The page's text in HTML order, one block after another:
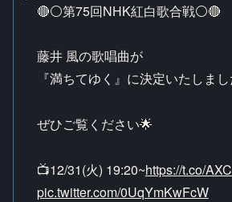
🔴⚪️第75回NHK紅白歌合戦⚪️🔴
藤井 風の歌唱曲が
『満ちてゆく』に決定いたしまし
ぜひご覧ください🌟
📺12/31(火) 19:20~https://t.co/
pic.twitter.com/0UqYmKwFcW